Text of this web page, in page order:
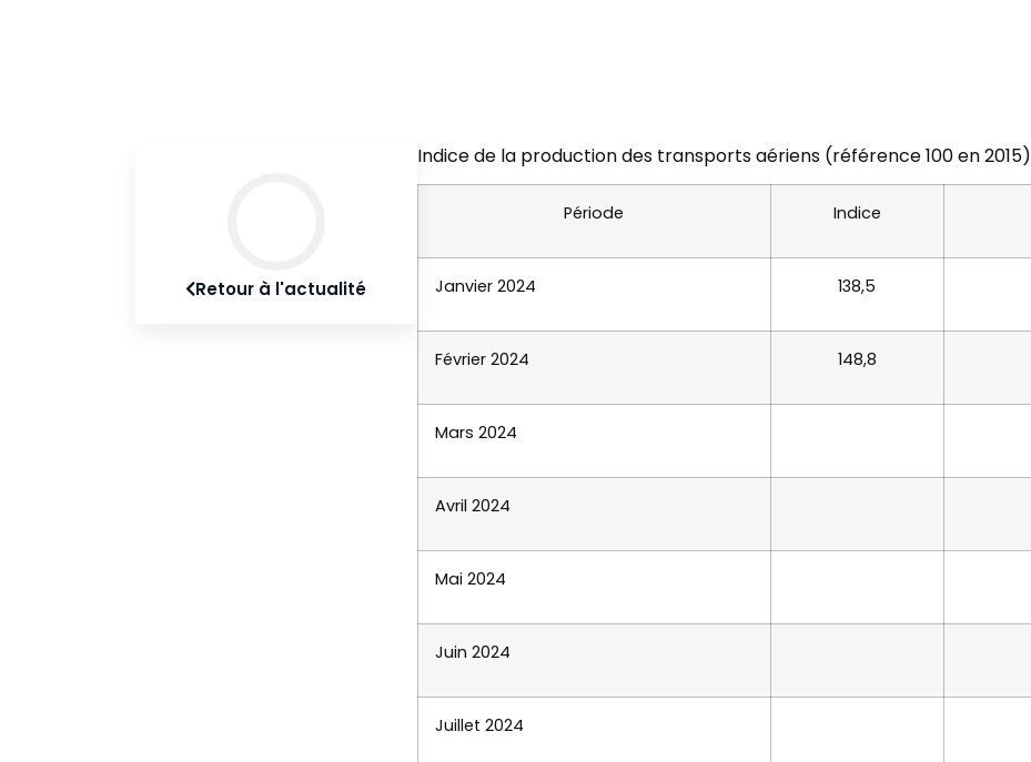
Retour à l'actualité
Indice de la production des transports aériens (référence 100 en 2015)
Période Indice
Janvier 2024 138,5
Février 2024 148,8
Mars 2024
Avril 2024
Mai 2024
Juin 2024
Juillet 2024